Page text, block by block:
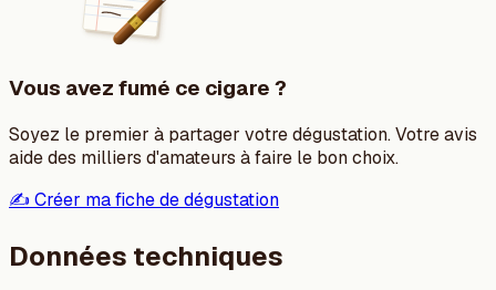
Vous avez fumé ce cigare ?
Soyez le premier à partager votre dégustation. Votre avis
aide des milliers d'amateurs à faire le bon choix.
✍️ Créer ma fiche de dégustation
Données techniques